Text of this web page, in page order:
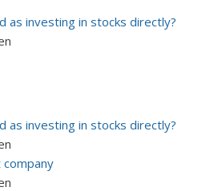
as investing in stocks directly?
as investing in stocks directly?